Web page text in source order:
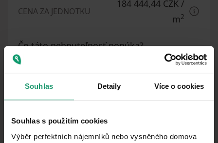
Souhlas Detaily Více o cookies
Souhlas s použitím cookies
Výběr perfektních nájemníků nebo vysněného domova
CENA ZA JEDNOTKU
184 444,44 CZK /
m2
Čo táto nehnuteľnosť ponúka?
Garáž
V okolí nehnuteľnosti nájdete